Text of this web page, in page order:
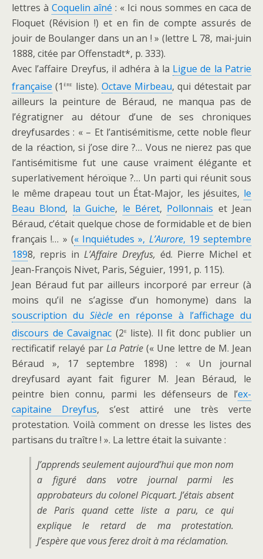
lettres à Coquelin aîné : « Ici nous sommes en caca de
Floquet (Révision !) et en fin de compte assurés de
jouir de Boulanger dans un an ! » (lettre L 78, mai-juin
1888, citée par Offenstadt*, p. 333).
Avec l’affaire Dreyfus, il adhéra à la Ligue de la Patrie
française (1 ère liste). Octave Mirbeau, qui détestait par
ailleurs la peinture de Béraud, ne manqua pas de
l’égratigner au détour d’une de ses chroniques
dreyfusardes : « – Et l’antisémitisme, cette noble fleur
de la réaction, si j’ose dire ?… Vous ne nierez pas que
l’antisémitisme fut une cause vraiment élégante et
superlativement héroïque ?… Un parti qui réunit sous
le même drapeau tout un État-Major, les jésuites, le
Beau Blond, la Guiche, le Béret, Pollonnais et Jean
Béraud, c’était quelque chose de formidable et de bien
français !… » (« Inquiétudes », L’Aurore, 19 septembre
1898, repris in L’Affaire Dreyfus, éd. Pierre Michel et
Jean-François Nivet, Paris, Séguier, 1991, p. 115).
Jean Béraud fut par ailleurs incorporé par erreur (à
moins qu’il ne s’agisse d’un homonyme) dans la
souscription du Siècle en réponse à l’affichage du
discours de Cavaignac (2eliste). Il fit donc publier un
rectificatif relayé par La Patrie (« Une lettre de M. Jean
Béraud », 17 septembre 1898) : « Un journal
dreyfusard ayant fait figurer M. Jean Béraud, le
peintre bien connu, parmi les défenseurs de l’ex-
capitaine Dreyfus, s’est attiré une très verte
protestation. Voilà comment on dresse les listes des
partisans du traître ! ». La lettre était la suivante :
J’apprends seulement aujourd’hui que mon nom
a figuré dans votre journal parmi les
approbateurs du colonel Picquart. J’étais absent
de Paris quand cette liste a paru, ce qui
explique le retard de ma protestation.
J’espère que vous ferez droit à ma réclamation.